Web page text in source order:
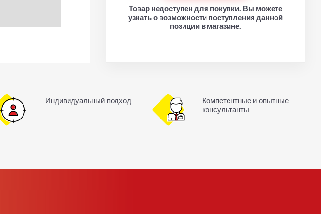
Товар недоступен для покупки. Вы можете
узнать о возможности поступления данной
позиции в магазине.
Индивидуальный подход
Компетентные и опытные
консультанты